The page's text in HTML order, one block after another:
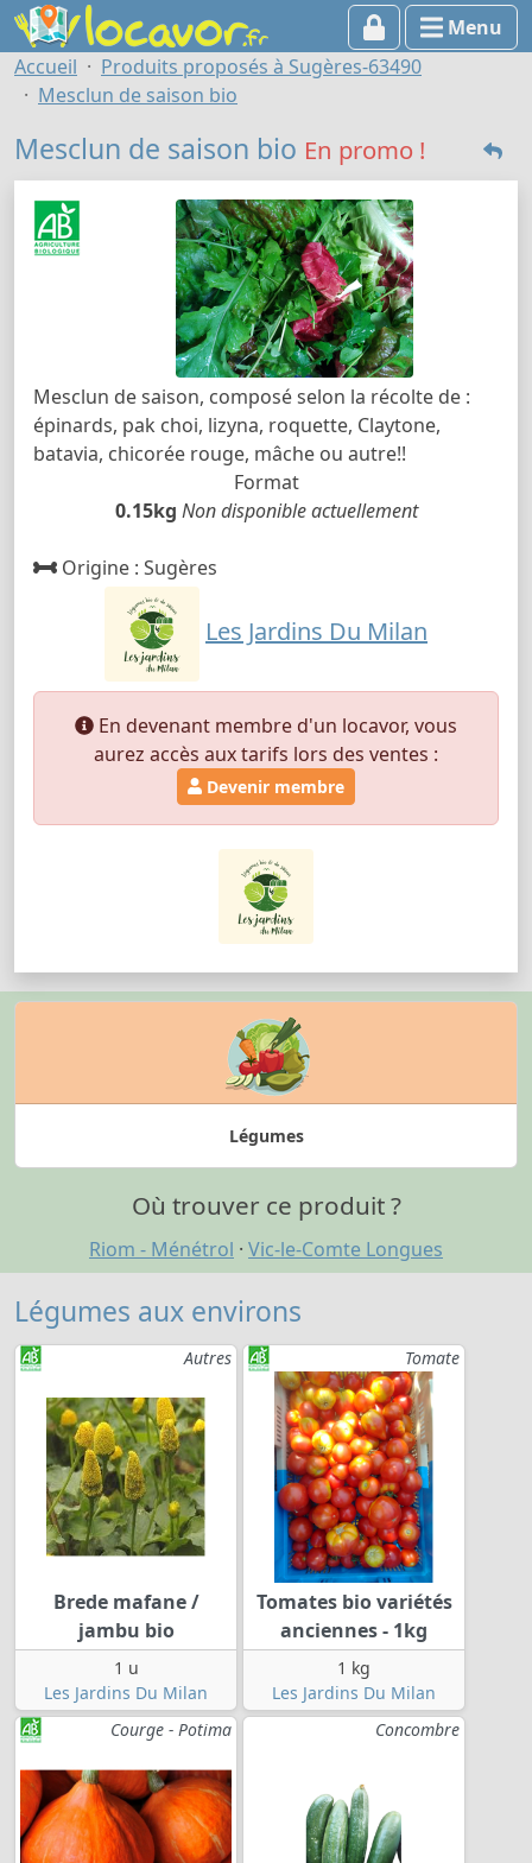
Menu
Accueil
Produits proposés à Sugères-63490
Mesclun de saison bio
Mesclun de saison bio En promo !
Mesclun de saison, composé selon la récolte de :
épinards, pak choi, lizyna, roquette, Claytone,
batavia, chicorée rouge, mâche ou autre!!
Format
0.15kg Non disponible actuellement
Origine : Sugères
Les Jardins Du Milan
En devenant membre d'un locavor, vous
aurez accès aux tarifs lors des ventes :
Devenir membre
Légumes
Où trouver ce produit ?
Riom - Ménétrol · Vic-le-Comte Longues
Légumes aux environs
Autres
Brede mafane /
jambu bio
1 u
Les Jardins Du Milan
Tomate
Tomates bio variétés
anciennes - 1kg
1 kg
Les Jardins Du Milan
Courge - Potima
Concombre